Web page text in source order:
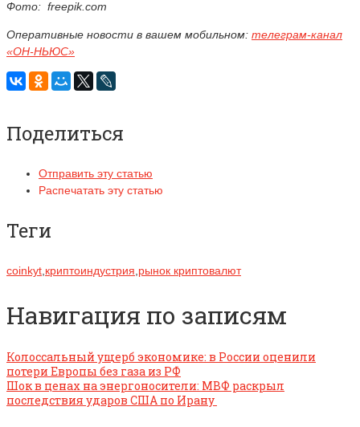
Фото: freepik.com
Оперативные новости в вашем мобильном: телеграм-канал
«ОН-НЬЮС»
Поделиться
Отправить эту статью
Распечатать эту статью
Теги
coinkyt криптоиндустрия рынок криптовалют
Навигация по записям
Колоссальный ущерб экономике: в России оценили
потери Европы без газа из РФ
Шок в ценах на энергоносители: МВФ раскрыл
последствия ударов США по Ирану